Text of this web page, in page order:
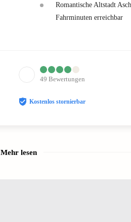
Romantische Altstadt
Fahrminuten erreichbar
49 Bewertungen
Kostenlos stornierbar
Mehr lesen